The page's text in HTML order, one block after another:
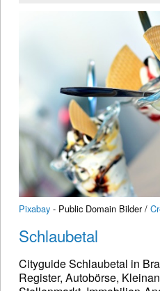
Pixabay - Public Domain Bilder /
Schlaubetal
Cityguide Schlaubetal in
Register, Autobörse,